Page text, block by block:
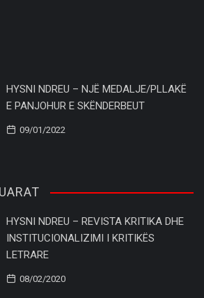
HYSNI NDREU – NJË MEDALJE/PLLAKË
E PANJOHUR E SKËNDERBEUT
09/01/2022
HYSNI NDREU – REVISTA KRITIKA DHE
INSTITUCIONALIZIMI I KRITIKËS
LETRARE
08/02/2020